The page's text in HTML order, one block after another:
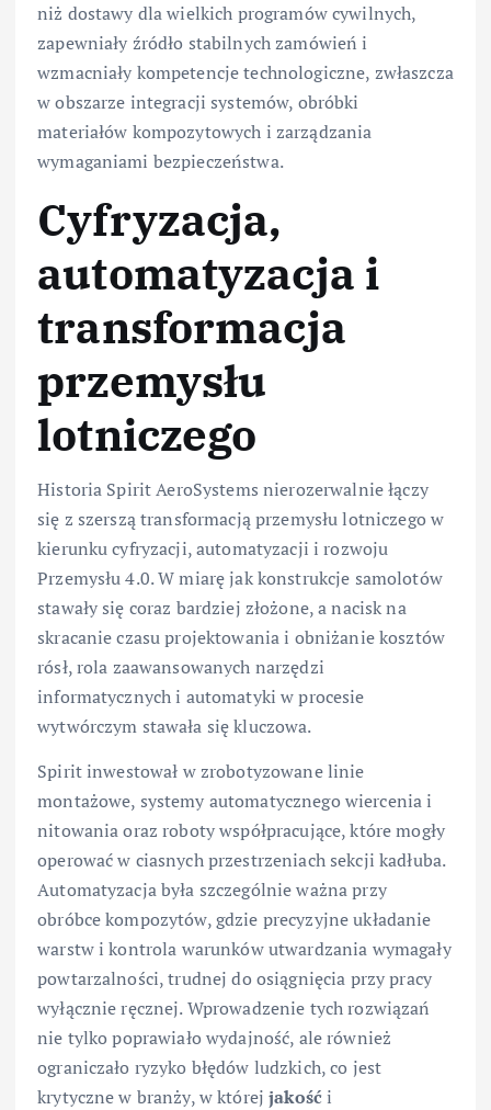
niż dostawy dla wielkich programów cywilnych,
zapewniały źródło stabilnych zamówień i
wzmacniały kompetencje technologiczne, zwłaszcza
w obszarze integracji systemów, obróbki
materiałów kompozytowych i zarządzania
wymaganiami bezpieczeństwa.
Cyfryzacja,
automatyzacja i
transformacja
przemysłu
lotniczego
Historia Spirit AeroSystems nierozerwalnie łączy
się z szerszą transformacją przemysłu lotniczego w
kierunku cyfryzacji, automatyzacji i rozwoju
Przemysłu 4.0. W miarę jak konstrukcje samolotów
stawały się coraz bardziej złożone, a nacisk na
skracanie czasu projektowania i obniżanie kosztów
rósł, rola zaawansowanych narzędzi
informatycznych i automatyki w procesie
wytwórczym stawała się kluczowa.
Spirit inwestował w zrobotyzowane linie
montażowe, systemy automatycznego wiercenia i
nitowania oraz roboty współpracujące, które mogły
operować w ciasnych przestrzeniach sekcji kadłuba.
Automatyzacja była szczególnie ważna przy
obróbce kompozytów, gdzie precyzyjne układanie
warstw i kontrola warunków utwardzania wymagały
powtarzalności, trudnej do osiągnięcia przy pracy
wyłącznie ręcznej. Wprowadzenie tych rozwiązań
nie tylko poprawiało wydajność, ale również
ograniczało ryzyko błędów ludzkich, co jest
krytyczne w branży, w którejjakość i